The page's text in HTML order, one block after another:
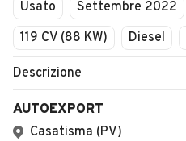
Usato Settembre 2022
119 CV (88 KW)
Diesel
Descrizione
AUTOEXPORT
Casatisma (PV)